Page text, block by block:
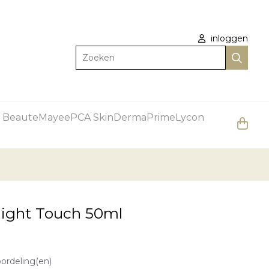
inloggen
Zoeken
BeauteMayeePCA SkinDermaPrimeLycon
Touch 50ml